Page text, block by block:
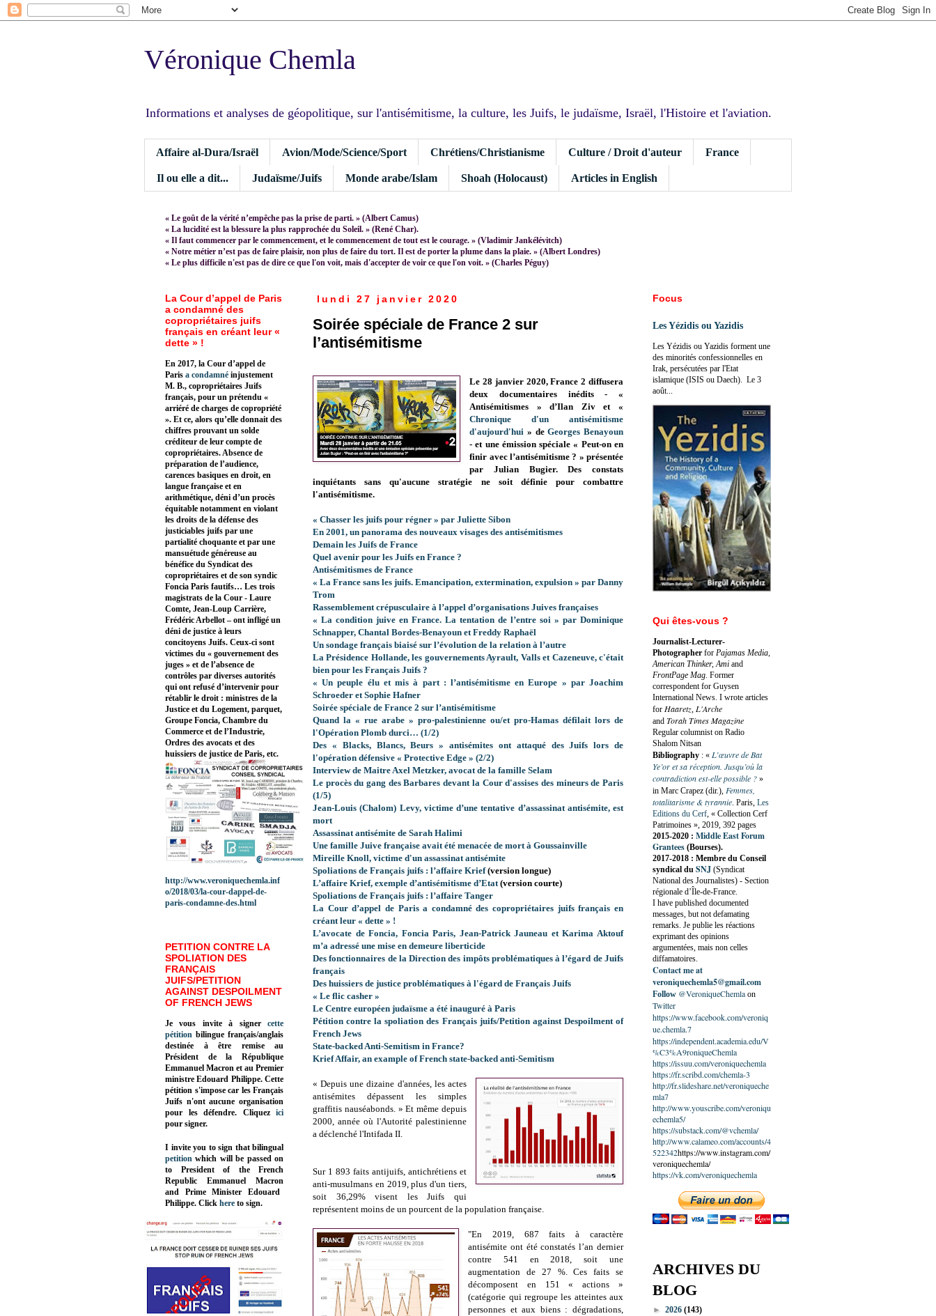
Véronique Chemla
Informations et analyses de géopolitique, sur l'antisémitisme, la culture, les Juifs, le judaïsme, Israël, l'Histoire et l'aviation.
Affaire al-Dura/Israël Avion/Mode/Science/Sport Chrétiens/Christianisme Culture / Droit d'auteur France
Il ou elle a dit... Judaïsme/Juifs Monde arabe/Islam Shoah (Holocaust) Articles in English
« Le goût de la vérité n’empêche pas la prise de parti. » (Albert Camus)
« La lucidité est la blessure la plus rapprochée du Soleil. » (René Char).
« Il faut commencer par le commencement, et le commencement de tout est le courage. » (Vladimir Jankélévitch)
« Notre métier n’est pas de faire plaisir, non plus de faire du tort. Il est de porter la plume dans la plaie. » (Albert Londres)
« Le plus difficile n'est pas de dire ce que l'on voit, mais d'accepter de voir ce que l'on voit. » (Charles Péguy)
lundi 27 janvier 2020
Soirée spéciale de France 2 sur
l’antisémitisme
Le 28 janvier 2020, France 2 diffusera
deux documentaires inédits - «
Antisémitismes » d’Ilan Ziv et «
Chronique d'un antisémitisme
d'aujourd'hui » deGeorges Benayoun
- et une émission spéciale « Peut-on en
finir avec l’antisémitisme ? » présentée
par Julian Bugier. Des constats
inquiétants sans qu'aucune stratégie ne soit définie pour combattre
l'antisémitisme.
« Chasser les juifs pour régner » par Juliette Sibon
En 2001, un panorama des nouveaux visages des antisémitismes
Demain les Juifs de France
Quel avenir pour les Juifs en France ?
Antisémitismes de France
« La France sans les juifs. Emancipation, extermination, expulsion » par Danny
Trom
Rassemblement crépusculaire à l’appel d’organisations Juives françaises
« La condition juive en France. La tentation de l’entre soi » par Dominique
Schnapper, Chantal Bordes-Benayoun et Freddy Raphaël
Un sondage français biaisé sur l’évolution de la relation à l’autre
La Présidence Hollande, les gouvernements Ayrault, Valls et Cazeneuve, c'était
bien pour les Français Juifs ?
« Un peuple élu et mis à part : l’antisémitisme en Europe » par Joachim
Schroeder et Sophie Hafner
Soirée spéciale de France 2 sur l’antisémitisme
Quand la « rue arabe » pro-palestinienne ou/et pro-Hamas défilait lors de
l'Opération Plomb durci… (1/2)
Des « Blacks, Blancs, Beurs » antisémites ont attaqué des Juifs lors de
l'opération défensive « Protective Edge » (2/2)
Interview de Maitre Axel Metzker, avocat de la famille Selam
Le procès du gang des Barbares devant la Cour d'assises des mineurs de Paris
(1/5)
Jean-Louis (Chalom) Levy, victime d’une tentative d’assassinat antisémite, est
mort
Assassinat antisémite de Sarah Halimi
Une famille Juive française avait été menacée de mort à Goussainville
Mireille Knoll, victime d'un assassinat antisémite
Spoliations de Français juifs : l’affaire Krief(version longue)
L’affaire Krief, exemple d’antisémitisme d’Etat(version courte)
Spoliations de Français juifs : l’affaire Tanger
La Cour d’appel de Paris a condamné des copropriétaires juifs français en
créant leur « dette » !
L’avocate de Foncia, Foncia Paris, Jean-Patrick Jauneau et Karima Aktouf
m’a adressé une mise en demeure liberticide
Des fonctionnaires de la Direction des impôts problématiques à l’égard de Juifs
français
Des huissiers de justice problématiques à l'égard de Français Juifs
« Le flic casher »
Le Centre européen judaïsme a été inauguré à Paris
Pétition contre la spoliation des Français juifs/Petition against Despoilment of
French Jews
State-backed Anti-Semitism in France?
Krief Affair, an example of French state-backed anti-Semitism
« Depuis une dizaine d'années, les actes
antisémites dépassent les simples
graffitis nauséabonds. » Et même depuis
2000, année où l'Autorité palestinienne
a déclenché l'Intifada II.
Sur 1 893 faits antijuifs, antichrétiens et
anti-musulmans en 2019, plus d'un tiers,
soit 36,29% visent les Juifs qui
représentent moins de un pourcent de la population française.
"En 2019, 687 faits à caractère
antisémite ont été constatés l’an dernier
contre 541 en 2018, soit une
augmentation de 27 %.Ces faits se
décomposent en 151 « actions »
(catégorie qui regroupe les atteintes aux
personnes et aux biens : dégradations,
La Cour d’appel de Paris
a condamné des
copropriétaires juifs
français en créant leur «
dette » !
En 2017, la Cour d’appel de
Paris a condamné injustement
M. B., copropriétaires Juifs
français, pour un prétendu «
arriéré de charges de copropriété
». Et ce, alors qu’elle donnait des
chiffres prouvant un solde
créditeur de leur compte de
copropriétaires. Absence de
préparation de l’audience,
carences basiques en droit, en
langue française et en
arithmétique, déni d’un procès
équitable notamment en violant
les droits de la défense des
justiciables juifs par une
partialité choquante et par une
mansuétude généreuse au
bénéfice du Syndicat des
copropriétaires et de son syndic
Foncia Paris fautifs… Les trois
magistrats de la Cour - Laure
Comte, Jean-Loup Carrière,
Frédéric Arbellot – ont infligé un
déni de justice à leurs
concitoyens Juifs. Ceux-ci sont
victimes du « gouvernement des
juges » et de l’absence de
contrôles par diverses autorités
qui ont refusé d’intervenir pour
rétablir le droit : ministres de la
Justice et du Logement, parquet,
Groupe Foncia, Chambre du
Commerce et de l’Industrie,
Ordres des avocats et des
huissiers de justice de Paris, etc.
http://www.veroniquechemla.inf
o/2018/03/la-cour-dappel-de-
paris-condamne-des.html
PETITION CONTRE LA
SPOLIATION DES
FRANÇAIS
JUIFS/PETITION
AGAINST DESPOILMENT
OF FRENCH JEWS
Je vous invite à signer cette
pétition bilingue français/anglais
destinée à être remise au
Président de la République
Emmanuel Macron et au Premier
ministre Edouard Philippe. Cette
pétition s'impose car les Français
Juifs n'ont aucune organisation
pour les défendre. Cliquez
ici
pour signer.
I invite you to sign that bilingual
petition which will be passed on
to President of the French
Republic Emmanuel Macron
and Prime Minister Edouard
Philippe. Click here to sign.
Focus
Les Yézidis ou Yazidis
Les Yézidis ou Yazidis forment une
des minorités confessionnelles en
Irak, persécutées par l'Etat
islamique (ISIS ou Daech). Le 3
août...
Qui êtes-vous ?
Journalist-Lecturer-
Photographer for Pajamas Media,
American Thinker, Ami and
FrontPage Mag. Former
correspondent for Guysen
International News. I wrote articles
for Haaretz, L'Arche
and Torah Times Magazine
Regular columnist on Radio
Shalom Nitsan
Bibliography : « L’œuvre de Bat
Ye’or et sa réception. Jusqu’où la
contradiction est-elle possible ? »
in Marc Crapez (dir.), Femmes,
totalitarisme & tyrannie. Paris, Les
Editions du Cerf, « Collection Cerf
Patrimoines », 2019, 392 pages
2015-2020 : Middle East Forum
Grantees (Bourses).
2017-2018 : Membre du Conseil
syndical du SNJ (Syndicat
National des Journalistes) - Section
régionale d’Île-de-France.
I have published documented
messages, but not defamating
remarks. Je publie les réactions
exprimant des opinions
argumentées, mais non celles
diffamatoires.
Contact me at
veroniquechemla5@gmail.com
Follow @VeroniqueChemlaon
Twitter
https://www.facebook.com/veroniq
ue.chemla.7
https://independent.academia.edu/V
%C3%A9roniqueChemla
https://issuu.com/veroniquechemla
https://fr.scribd.com/chemla-3
http://fr.slideshare.net/veroniqueche
mla7
http://www.youscribe.com/veroniqu
echemla5/
https://substack.com/@vchemla/
http://www.calameo.com/accounts/4
522342https://www.instagram.com/
veroniquechemla/
https://vk.com/veroniquechemla
ARCHIVES DU
BLOG
► 2026 (143)